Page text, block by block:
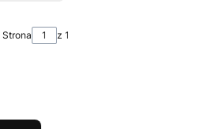
Strona z 1